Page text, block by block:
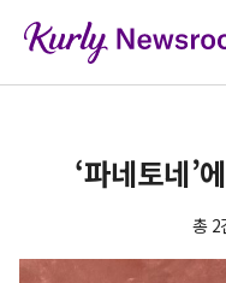
‘파네토네’
총 2